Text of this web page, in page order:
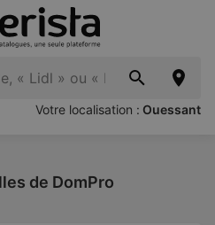
Votre localisation : Ouessant
de DomPro